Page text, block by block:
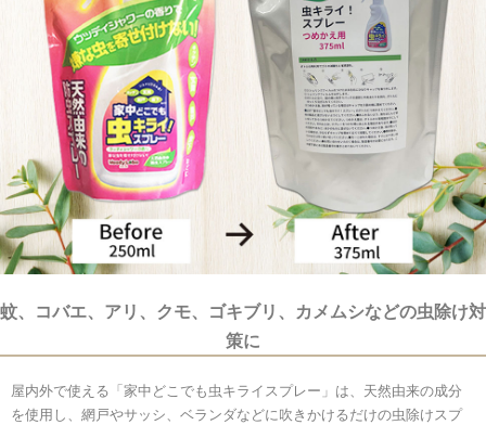
蚊、コバエ、アリ、クモ、ゴキブリ、カメムシなどの虫除け対
策に
屋内外で使える「家中どこでも虫キライスプレー」は、天然由来の成分
を使用し、網戸やサッシ、ベランダなどに吹きかけるだけの虫除けスプ